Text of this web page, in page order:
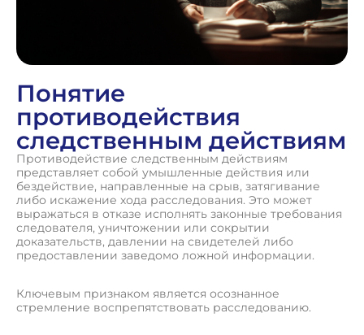
Понятие
противодействия
следственным действиям
Противодействие следственным действиям
представляет собой умышленные действия или
бездействие, направленные на срыв, затягивание
либо искажение хода расследования. Это может
выражаться в отказе исполнять законные требования
следователя, уничтожении или сокрытии
доказательств, давлении на свидетелей либо
предоставлении заведомо ложной информации.
Ключевым признаком является осознанное
стремление воспрепятствовать расследованию.